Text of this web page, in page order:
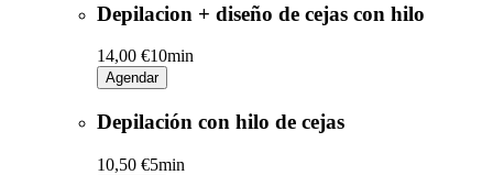
Depilacion + diseño de cejas con hilo
14,00 €10min
Agendar
Depilación con hilo de cejas
10,50 €5min